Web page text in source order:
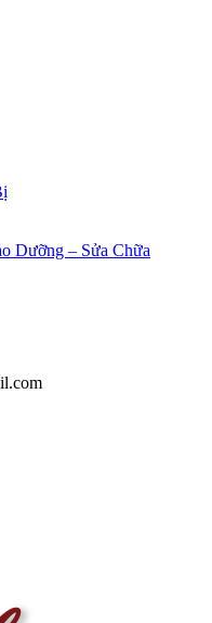
Dưỡng – Sửa Chữa